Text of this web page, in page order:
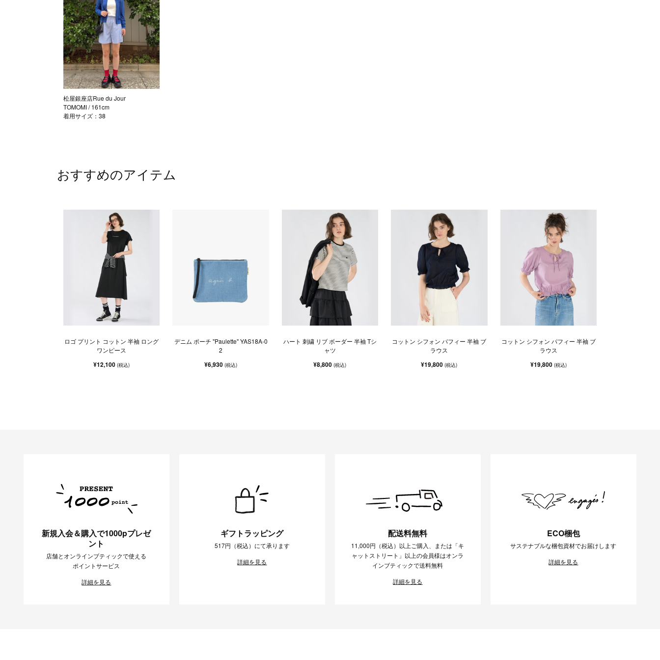
松屋銀座店Rue du Jour
TOMOMI/ 161cm
着用サイズ：38
おすすめのアイテム
ロゴ プリント コットン 半袖 ロング
ワンピース
¥12,100(税込)
デニム ポーチ "Paulette" YAS18A-0
2
¥6,930(税込)
ハート 刺繍 リブ ボーダー 半袖 Tシ
ャツ
¥8,800(税込)
コットン シフォン パフィー 半袖 ブ
ラウス
¥19,800(税込)
コットン シフォン パフィー 半袖 ブ
ラウス
¥19,800 (税込)
新規入会＆購入で1000pプレゼ
ント
店舗とオンラインブティックで使える
ポイントサービス
詳細を見る
ギフトラッピング
517円（税込）にて承ります
詳細を見る
配送料無料
11,000円（税込）以上ご購入、または「キ
ャットストリート」以上の会員様はオンラ
インブティックで送料無料
詳細を見る
ECO梱包
サステナブルな梱包資材でお届けします
詳細を見る